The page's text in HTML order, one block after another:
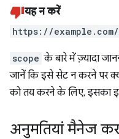
यह न करें
https://
scope के बारे में ज़्यादा
जानें कि इसे सेट न करने पर
को तय करने के लिए, इसका
अनुमतियां मैनेज